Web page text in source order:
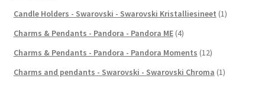
Candle Holders - Swarovski - Swarovski Kristalliesineet (1)
Charms & Pendants - Pandora - Pandora ME (4)
Charms & Pendants - Pandora - Pandora Moments (12)
Charms and pendants - Swarovski - Swarovski Chroma (1)